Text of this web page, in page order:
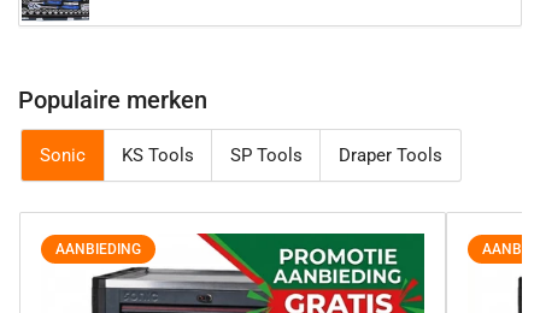
Populaire merken
Sonic KS Tools SP Tools Draper Tools
AANBIEDING